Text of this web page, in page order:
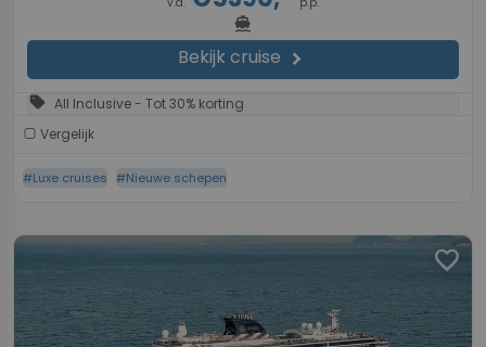
directions_boat
Bekijk cruise chevron_right
sell All Inclusive - Tot 30% korting
Vergelijk
#Luxe cruises #Nieuwe schepen
favorite